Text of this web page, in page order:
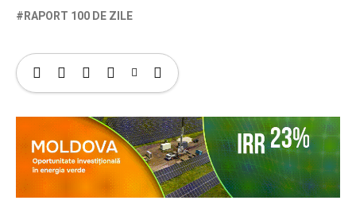
RAPORT 100 DE ZILE